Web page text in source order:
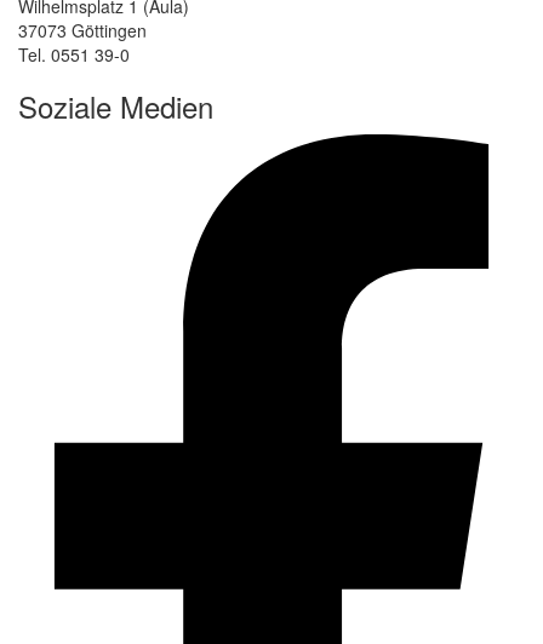
Wilhelmsplatz 1 (Aula)
37073 Göttingen
Tel. 0551 39-0
Soziale Medien